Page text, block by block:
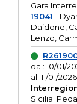
Gara
19041 -
Daidone,
Lenzo,
dal: 10/01/
al: 11/01/2026
Sicilia: